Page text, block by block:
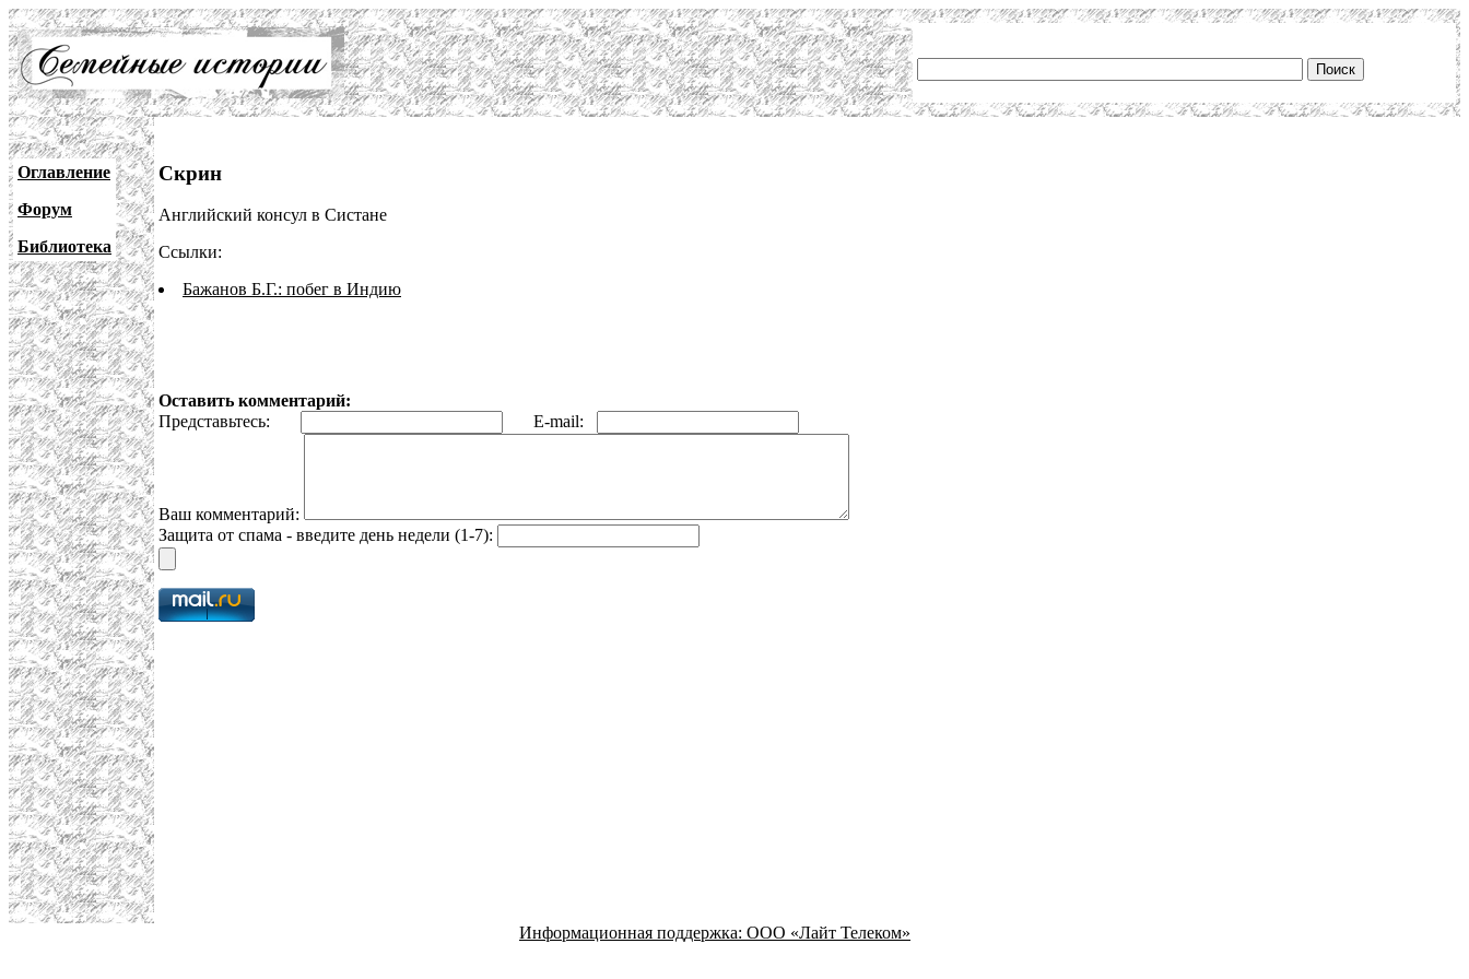
Оглавление
Форум
Библиотека
Скрин
Английский консул в Систане
Ссылки:
Бажанов Б.Г.: побег в Индию
Оставить комментарий:
Представьтесь:
E-mail:
Ваш комментарий:
Защита от спама - введите день недели (1-7):
Информационная поддержка: ООО «Лайт Телеком»